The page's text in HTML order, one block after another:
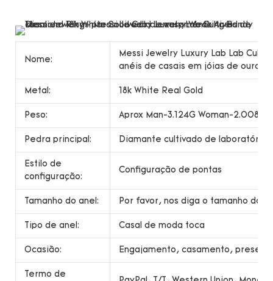
Nome:
Messi Jewelry Luxury Lab Lab
anéis de casais em jóias de ouro
Metal: 18k White Real Gold
Peso: Aprox Man-3.124G Woman-2.008G
Pedra principal: Diamante cultivado de laboratório:
Estilo de
configuração:
Configuração de pontas
Tamanho do anel: Por favor, nos diga o tamanho dos
Tipo de anel: Casal de moda toca
Ocasião: Engajamento, casamento,
Termo de